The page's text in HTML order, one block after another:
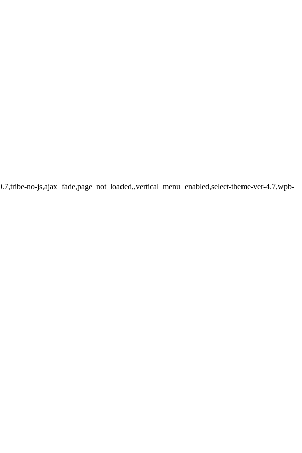
no-js,ajax_fade,page_not_loaded,,vertical_menu_enabled,select-theme-ver-4.7,wpb-